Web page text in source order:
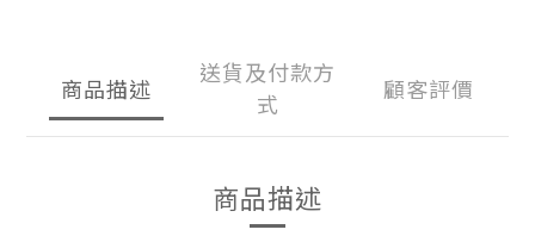
商品描述
送貨及付款方
式
顧客評價
商品描述